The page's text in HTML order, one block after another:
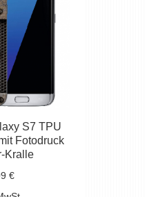
S7 TPU
Fotodruck
Kralle
€